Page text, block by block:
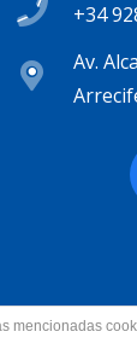
+34
Av.
mencionadas